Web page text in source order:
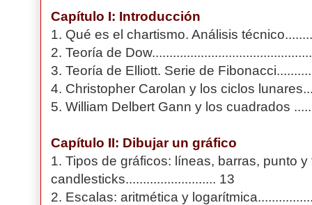
Capítulo I: Introducción
1. Qué es el chartismo. Análisis
2. Teoría de
3. Teoría de Elliott. Serie de
4. Christopher Carolan y los ciclos
5. William Delbert Gann y los cuadrados
Capítulo II: Dibujar un gráfico
1. Tipos de gráficos: líneas, barras, punto y
candlesticks.......................... 13
2. Escalas: aritmética y